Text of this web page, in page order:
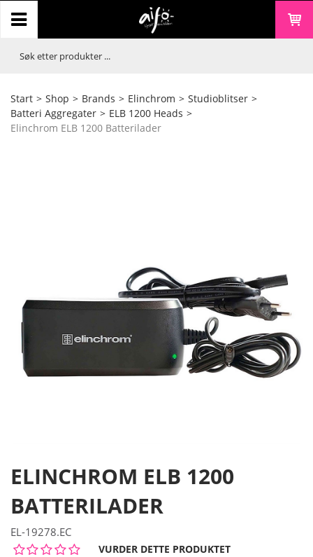
Start > Shop > Brands > Elinchrom > Studioblitser >
Batteri Aggregater > ELB 1200 Heads >
Elinchrom ELB 1200 Batterilader
ELINCHROM ELB 1200
BATTERILADER
EL-19278.EC
VURDER DETTE PRODUKTET